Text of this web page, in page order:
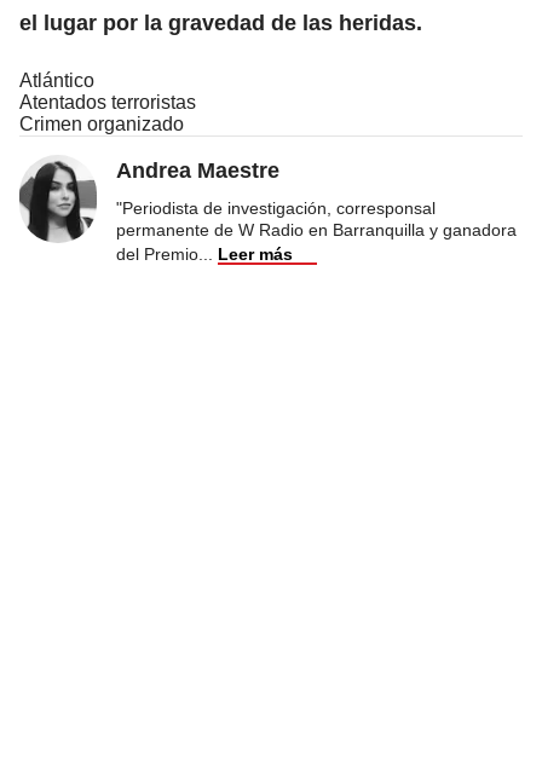
el lugar por la gravedad de las heridas.
Atlántico
Atentados terroristas
Crimen organizado
Andrea Maestre
"Periodista de investigación, corresponsal
permanente de W Radio en Barranquilla y ganadora
del Premio
Leer más